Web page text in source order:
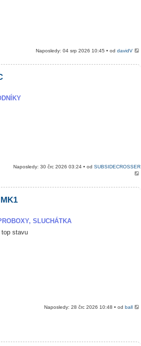
Naposledy: 04 srp 2026 10:45 • oddavidV
Naposledy: 30 črc 2026 03:24 • od SUBSIDECROSSER
SLUCHÁTKA
top stavu
Naposledy: 28 črc 2026 10:48 • odball